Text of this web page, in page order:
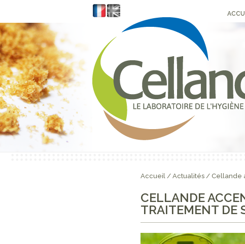
Accueil / Actualités / Cellande
CELLANDE
TRAITEMENT DE